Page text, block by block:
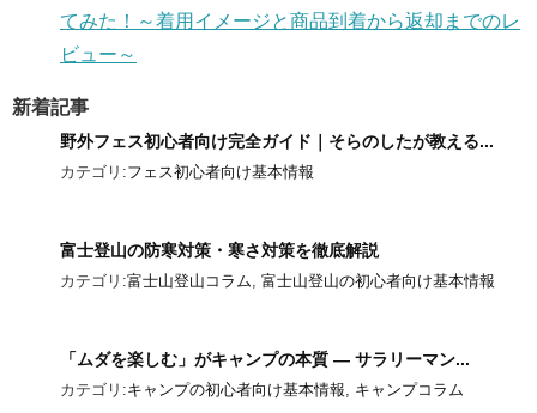
てみた！～着用イメージと商品到着から返却までのレ
ビュー～
新着記事
野外フェス初心者向け完全ガイド｜そらのしたが教える...
カテゴリ:フェス初心者向け基本情報
富士登山の防寒対策・寒さ対策を徹底解説
カテゴリ:富士山登山コラム, 富士山登山の初心者向け基本情報
「ムダを楽しむ」がキャンプの本質 ― サラリーマン...
カテゴリ:キャンプの初心者向け基本情報, キャンプコラム